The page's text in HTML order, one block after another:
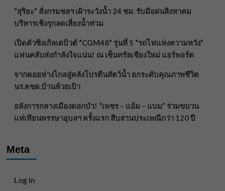
“สุริยะ” สั่งกรมชลฯ เฝ้าระวังน้ำ 24 ชม. รับมือฝนสิงหาคม
บริหารเชิงรุกลดเสี่ยงน้ำท่วม
เปิดตัวซิงเกิลเดบิวต์ “CGM48” รุ่นที่ 5 “รถไฟแห่งความหวัง”
แฟนคลับส่งกำลังใจแน่น! ณ เซ็นทรัลเชียงใหม่ แอร์พอร์ต
จากดอยห่างไกลสู่คลังโปรตีนสัตว์น้ำ ยกระดับคุณภาพชีวิต
นร.ตชด.บ้านห้วยเป้า
อลังการกลางเมืองดอกบัว! “เพชร – แอ้ม – แบม” ร่วมขบวน
แห่เทียนพรรษาอุบลฯ ครั้งแรก สืบสานประเพณีกว่า 120 ปี
Meta
Log in